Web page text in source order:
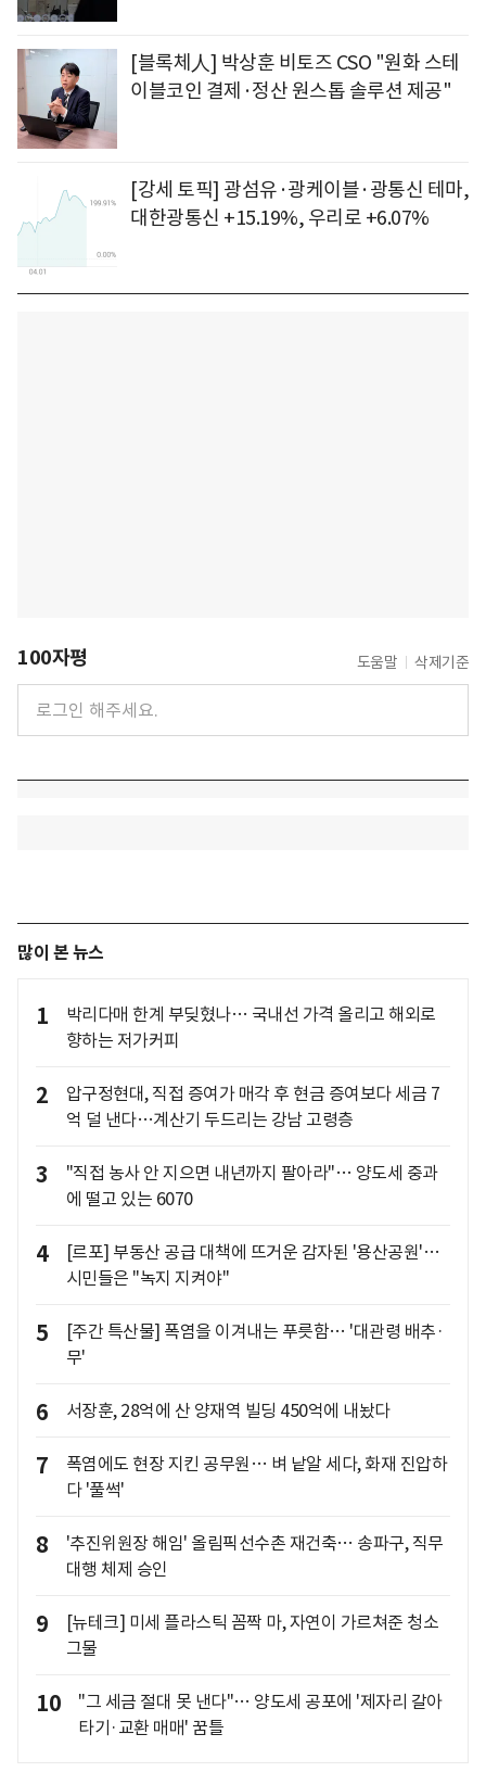
[블록체人] 박상훈 비토즈 CSO "원화 스테
이블코인 결제·정산 원스톱 솔루션 제공"
[강세 토픽] 광섬유·광케이블·광통신 테마,
대한광통신 +15.19%, 우리로 +6.07%
100자평 도움말 삭제기준
많이 본 뉴스
1
박리다매 한계 부딪혔나… 국내선 가격 올리고 해외로
향하는 저가커피
2
압구정현대, 직접 증여가 매각 후 현금 증여보다 세금 7
억 덜 낸다…계산기 두드리는 강남 고령층
3
"직접 농사 안 지으면 내년까지 팔아라"… 양도세 중과
에 떨고 있는 6070
4
[르포] 부동산 공급 대책에 뜨거운 감자된 '용산공원'…
시민들은 "녹지 지켜야"
5
[주간 특산물] 폭염을 이겨내는 푸릇함… '대관령 배추·
무'
6 서장훈, 28억에 산 양재역 빌딩 450억에 내놨다
7
폭염에도 현장 지킨 공무원… 벼 낱알 세다, 화재 진압하
다 '풀썩'
8
'추진위원장 해임' 올림픽선수촌 재건축… 송파구, 직무
대행 체제 승인
9
[뉴테크] 미세 플라스틱 꼼짝 마, 자연이 가르쳐준 청소
그물
10
"그 세금 절대 못 낸다"… 양도세 공포에 '제자리 갈아
타기·교환 매매' 꿈틀